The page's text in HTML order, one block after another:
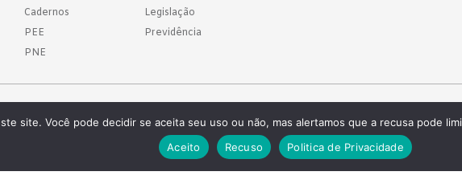
Cadernos
PEE
PNE
Legislação
Previdência
CEP 05508-070
● (11) 3815-9245 ● (11) 3814-1715 ● (11) 3032-5950
site. Você pode decidir se aceita seu uso ou não, mas alertamos que a recusa pode
Aceito
Recuso Politica de Privacidade